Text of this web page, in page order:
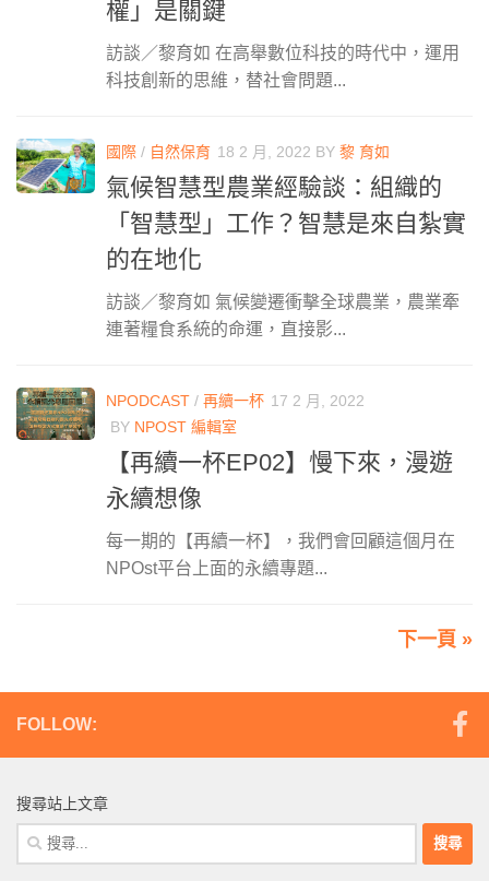
權」是關鍵
訪談／黎育如 在高舉數位科技的時代中，運用
科技創新的思維，替社會問題...
國際 / 自然保育 18 2 月, 2022 BY 黎 育如
氣候智慧型農業經驗談：組織的
「智慧型」工作？智慧是來自紮實
的在地化
訪談／黎育如 氣候變遷衝擊全球農業，農業牽
連著糧食系統的命運，直接影...
NPODCAST / 再續一杯 17 2 月, 2022
BY NPOST 編輯室
【再續一杯EP02】慢下來，漫遊
永續想像
每一期的【再續一杯】，我們會回顧這個月在
NPOst平台上面的永續專題...
下一頁 »
FOLLOW:
搜尋站上文章
搜
尋